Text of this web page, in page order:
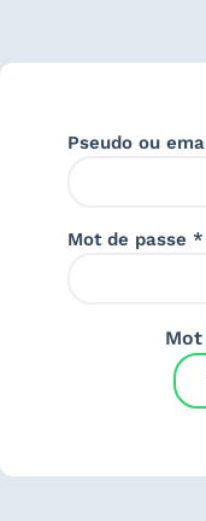
Pseudo ou
Mot de passe *